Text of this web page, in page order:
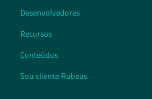
Desenvolvedores
Recursos
Conteúdos
Sou cliente Rubeus